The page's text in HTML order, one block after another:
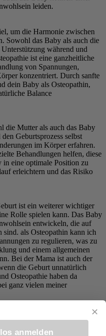
leiden.
um die Harmonie zwischen
Sowohl das Baby als auch die
während und
ist eine ganzheitliche
von Spannungen,
konzentriert. Durch sanfte
dein Baby als Osteopathin,
Balance
die Mutter als auch das Baby
Geburtsprozess selbst
im Körper erfahren.
Behandlungen helfen, diese
in eine optimale Position zu
erleichtern und das Risiko
ist ein weiterer wichtiger
Rolle spielen kann. Das Baby
entwickeln, die auf
sind. als Osteopathin kann ich
zu regulieren, was zu
und einem allgemeinen
Bei der Mama ist auch der
die Geburt unnatürlich
Osteopathie haben da
ganz vielen meiner
harmonische Erfahrung für
in der heutigen medizinischen
×
anmelden